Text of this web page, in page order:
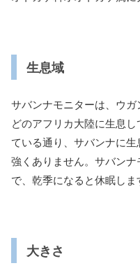
生息域
サバンナモニターは、ウ
どのアフリカ大陸に生息
ている通り、サバンナに
強くありません。サバン
で、乾季になると休眠しま
大きさ